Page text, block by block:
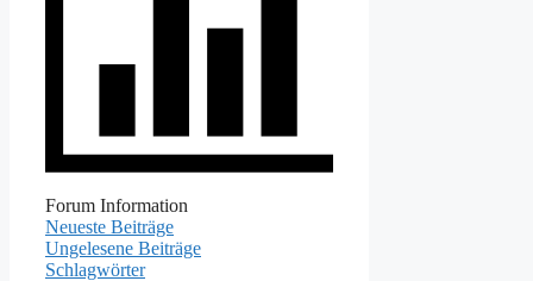
Forum Information
Neueste Beiträge
Ungelesene Beiträge
Schlagwörter